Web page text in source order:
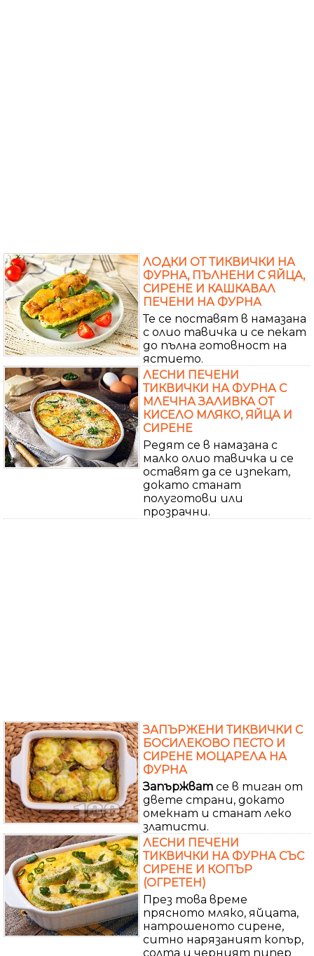
ЛОДКИ ОТ ТИКВИЧКИ НА
ФУРНА, ПЪЛНЕНИ С ЯЙЦА,
СИРЕНЕ И КАШКАВАЛ
ПЕЧЕНИ НА ФУРНА
Те се поставят в намазана
с олио тавичка и се пекат
до пълна готовност на
ястието.
ЛЕСНИ ПЕЧЕНИ
ТИКВИЧКИ НА ФУРНА С
МЛЕЧНА ЗАЛИВКА ОТ
КИСЕЛО МЛЯКО, ЯЙЦА И
СИРЕНЕ
Редят се в намазана с
малко олио тавичка и се
оставят да се изпекат,
докато станат
полуготови или
прозрачни.
ЗАПЪРЖЕНИ ТИКВИЧКИ С
БОСИЛЕКОВО ПЕСТО И
СИРЕНЕ МОЦАРЕЛА НА
ФУРНА
Запържват се в тиган от
двете страни, докато
омекнат и станат леко
златисти.
ЛЕСНИ ПЕЧЕНИ
ТИКВИЧКИ НА ФУРНА СЪС
СИРЕНЕ И КОПЪР
(ОГРЕТЕН)
През това време
прясното мляко, яйцата,
натрошеното сирене,
ситно нарязаният копър,
солта и черният пипер